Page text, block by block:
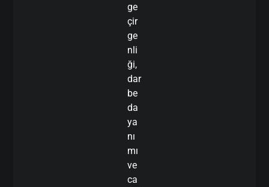
ge
çir
ge
nli
ği,
dar
be
da
ya
nı
mı
ve
ca